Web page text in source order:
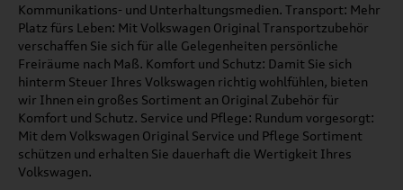
Kommunikations- und Unterhaltungsmedien. Transport: Mehr
Platz fürs Leben: Mit Volkswagen Original Transportzubehör
verschaffen Sie sich für alle Gelegenheiten persönliche
Freiräume nach Maß. Komfort und Schutz: Damit Sie sich
hinterm Steuer Ihres Volkswagen richtig wohlfühlen, bieten
wir Ihnen ein großes Sortiment an Original Zubehör für
Komfort und Schutz. Service und Pflege: Rundum vorgesorgt:
Mit dem Volkswagen Original Service und Pflege Sortiment
schützen und erhalten Sie dauerhaft die Wertigkeit Ihres
Volkswagen.